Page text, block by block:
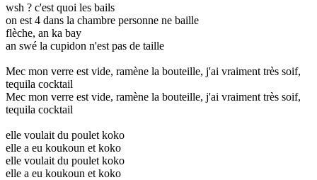
wsh ? c'est quoi les bails
on est 4 dans la chambre personne ne baille
flèche, an ka bay
an swé la cupidon n'est pas de taille
Mec mon verre est vide, ramène la bouteille, j'ai vraiment très soif,
tequila cocktail
Mec mon verre est vide, ramène la bouteille, j'ai vraiment très soif,
tequila cocktail
elle voulait du poulet koko
elle a eu koukoun et koko
elle voulait du poulet koko
elle a eu koukoun et koko